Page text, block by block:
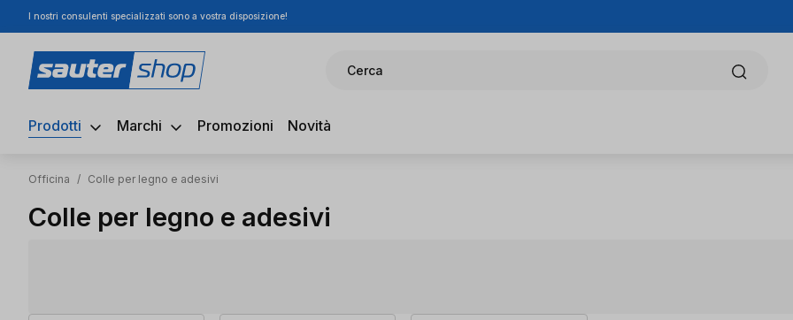
al contenuto principale
Salta alla ricerca
Passa alla navigazione principale
I nostri consulenti specializzati sono a vostra disposizione!
Cerca
Prodotti Marchi Promozioni Novità
Officina / Colle per legno e adesivi
Colle per legno e adesivi